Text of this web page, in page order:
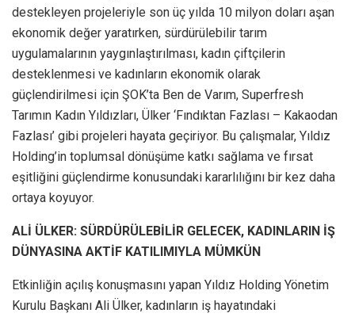
destekleyen projeleriyle son üç yılda 10 milyon doları aşan
ekonomik değer yaratırken, sürdürülebilir tarım
uygulamalarının yaygınlaştırılması, kadın çiftçilerin
desteklenmesi ve kadınların ekonomik olarak
güçlendirilmesi için ŞOK’ta Ben de Varım, Superfresh
Tarımın Kadın Yıldızları, Ülker ‘Fındıktan Fazlası – Kakaodan
Fazlası’ gibi projeleri hayata geçiriyor. Bu çalışmalar, Yıldız
Holding’in toplumsal dönüşüme katkı sağlama ve fırsat
eşitliğini güçlendirme konusundaki kararlılığını bir kez daha
ortaya koyuyor.
ALİ ÜLKER: SÜRDÜRÜLEBİLİR GELECEK, KADINLARIN İŞ
DÜNYASINA AKTİF KATILIMIYLA MÜMKÜN
Etkinliğin açılış konuşmasını yapan Yıldız Holding Yönetim
Kurulu Başkanı Ali Ülker, kadınların iş hayatındaki